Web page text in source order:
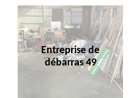
Entreprise de
débarras 49